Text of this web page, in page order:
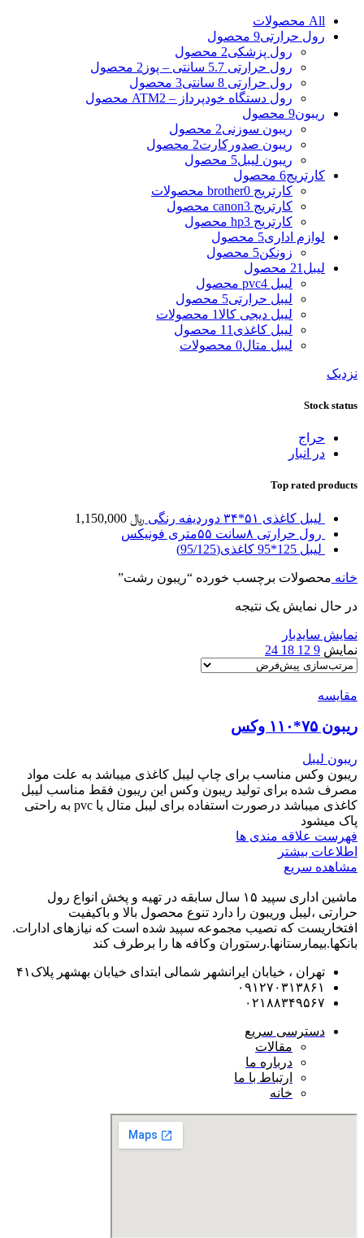
All محصولات
رول حرارتی9 محصول
رول پزشکی2 محصول
رول حرارتی 5.7 سانتی – پوز
2 محصول
رول حرارتی 8 سانتی
3 محصول
رول دستگاه خودپرداز – ATM 2 محصول
ریبون9 محصول
ریبون سوزنی2 محصول
ریبون صدورکارت2 محصول
ریبون لیبل5 محصول
کارتریج6 محصول
کارتریج brother 0 محصولات
کارتریج canon 3 محصول
کارتریج hp 3 محصول
لوازم اداری5 محصول
زونکن5 محصول
لیبل 21 محصول
لیبل pvc 4 محصول
لیبل حرارتی5 محصول
لیبل دیجی کالا1 محصولات
لیبل کاغذی 11 محصول
لیبل متال0 محصولات
نزدیک
Stock status
حراج
در انبار
Top rated products
لیبل کاغذی ۵۱*۳۴ دوردیفه رنگی ﷼
رول حرارتی ۸سانت ۵۵متری فونیکس
لیبل 125*95 کاغذی(95/125)
خانه محصولات برچسب خورده “ریبون رشت”
در حال نمایش یک نتیجه
نمایش سایدبار
نمایش 9
12
18
24
مقایسه
ریبون ۷۵*۱۱۰ وکس
ریبون لیبل
ریبون وکس مناسب برای چاپ لیبل کاغذی میباشد به علت مواد
مصرف شده برای تولید ریبون وکس این ریبون فقط مناسب لیبل
کاغذی میباشد درصورت استفاده برای لیبل متال یا pvc به راحتی
پاک میشود
فهرست علاقه مندی ها
اطلاعات بیشتر
مشاهده سریع
ماشین اداری سپید ۱۵ سال سابقه در تهیه و پخش انواع رول
حرارتی ،لیبل وریبون را دارد تنوع محصول بالا و باکیفیت
افتخاریست که نصیب مجموعه سپید شده است که نیازهای ادارات.
بانکها.بیمارستانها.رستوران و‌کافه ها را برطرف کند
تهران ، خیابان ایرانشهر شمالی ابتدای خیابان بهشهر پلاک۴۱
۰۹۱۲۷۰۳۱۳۸۶۱
۰۲۱۸۸۳۴۹۵۶۷
دسترسی سریع
مقالات
درباره ما
ارتباط با ما
خانه